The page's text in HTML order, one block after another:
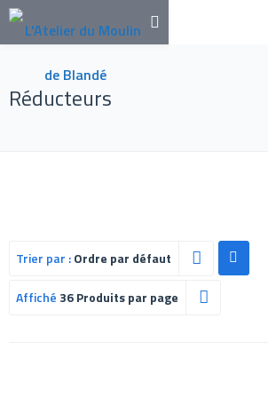
Réducteurs
Trier par :Ordre par défaut
Affiché 36 Produits par page